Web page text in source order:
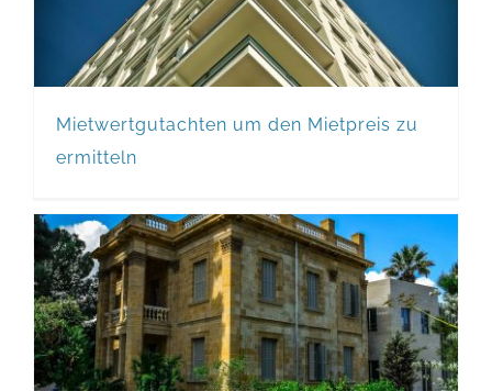
zu ermitteln
Mietwertgutachten um den Mietpreis zu
ermitteln
Verkehrswertgutachten